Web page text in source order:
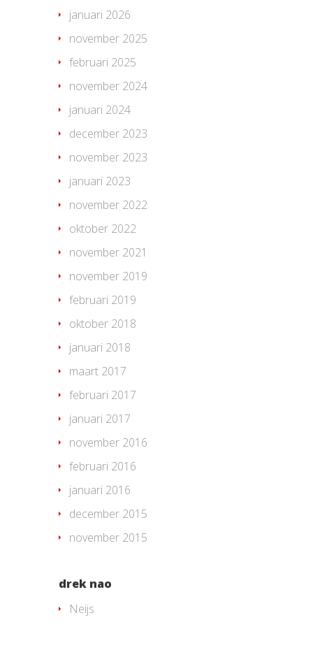
januari 2026
november 2025
februari 2025
november 2024
januari 2024
december 2023
november 2023
januari 2023
november 2022
oktober 2022
november 2021
november 2019
februari 2019
oktober 2018
januari 2018
maart 2017
februari 2017
januari 2017
november 2016
februari 2016
januari 2016
december 2015
november 2015
drek nao
Neijs